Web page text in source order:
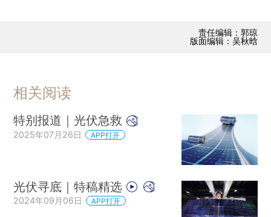
责任编辑：郭琼
版面编辑：吴秋晗
相关阅读
特别报道｜光伏急救
2025年07月26日 APP打开
光伏寻底｜特稿精选
2024年09月06日 APP打开